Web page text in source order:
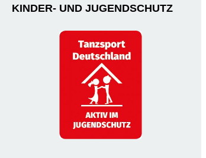
KINDER- UND JUGENDSCHUTZ